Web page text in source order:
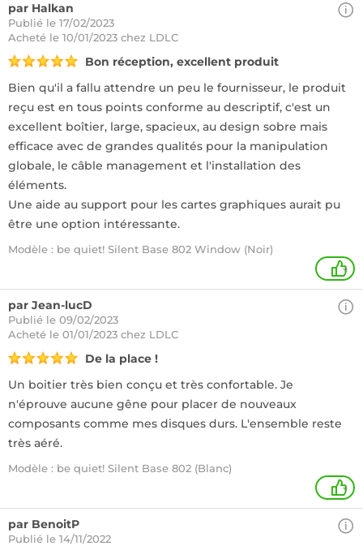
par Halkan
Publié le 17/02/2023
Acheté le 10/01/2023 chez LDLC
Bon réception, excellent produit
Bien qu'il a fallu attendre un peu le fournisseur, le produit
reçu est en tous points conforme au descriptif, c'est un
excellent boîtier, large, spacieux, au design sobre mais
efficace avec de grandes qualités pour la manipulation
globale, le câble management et l'installation des
éléments.
Une aide au support pour les cartes graphiques aurait pu
être une option intéressante.
Modèle : be quiet! Silent Base 802 Window (Noir)
+
par Jean-lucD
Publié le 09/02/2023
Acheté le 01/01/2023 chez LDLC
De la place !
Un boitier très bien conçu et très confortable. Je
n'éprouve aucune gêne pour placer de nouveaux
composants comme mes disques durs. L'ensemble reste
très aéré.
Modèle : be quiet! Silent Base 802 (Blanc)
+
par BenoitP
Publié le 14/11/2022